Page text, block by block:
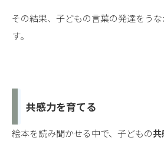
その結果、子どもの言葉の発達をう
す。
共感力を育てる
絵本を読み聞かせる中で、子どもの共